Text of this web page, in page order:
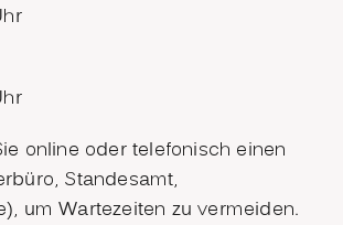
online oder telefonisch einen
Standesamt,
um Wartezeiten zu vermeiden.